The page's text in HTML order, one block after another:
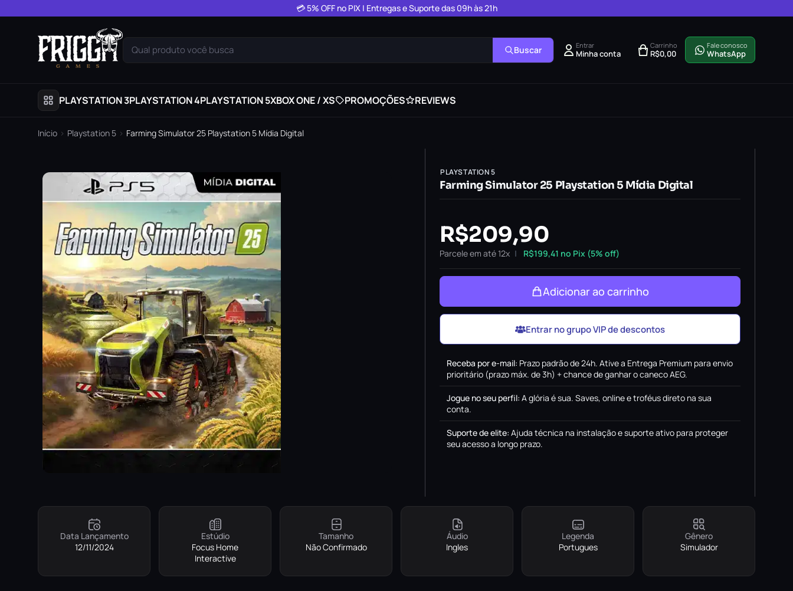
💳 5% OFF no PIX | Entregas e Suporte das 09h às 21h
Qual produto você busca Buscar Entrar
Minha conta
Carrinho
R$0,00
Fale conosco
WhatsApp
PLAYSTATION 3PLAYSTATION 4PLAYSTATION 5XBOX ONE / XS PROMOÇÕES REVIEWS
Início › Playstation 5 › Farming Simulator 25 Playstation 5 Mídia Digital
PLAYSTATION 5
Farming Simulator 25 Playstation 5 Mídia Digital
R$209,90
Parcele em até 12x R$199,41 no Pix (5% off)
Adicionar ao carrinho
Entrar no grupo VIP de descontos
Receba por e-mail: Prazo padrão de 24h. Ative a Entrega Premium para envio
prioritário (prazo máx. de 3h) + chance de ganhar o caneco AEG.
Jogue no seu perfil: A glória é sua. Saves, online e troféus direto na sua
conta.
Suporte de elite: Ajuda técnica na instalação e suporte ativo para proteger
seu acesso a longo prazo.
Data Lançamento
12/11/2024
Estúdio
Focus Home
Interactive
Tamanho
Não Confirmado
Áudio
Ingles
Legenda
Portugues
Gênero
Simulador